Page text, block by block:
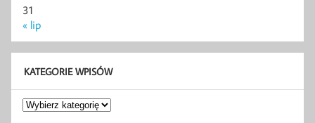
31
« lip
KATEGORIE WPISÓW
Kategorie
wpisów